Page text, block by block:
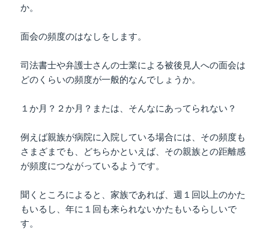
か。
面会の頻度のはなしをします。
司法書士や弁護士さんの士業による被後見人への面会は
どのくらいの頻度が一般的なんでしょうか。
１か月？２か月？または、そんなにあってられない？
例えば親族が病院に入院している場合には、その頻度も
さまざまでも、どちらかといえば、その親族との距離感
が頻度につながっているようです。
聞くところによると、家族であれば、週１回以上のかた
もいるし、年に１回も来られないかたもいるらしいで
す。